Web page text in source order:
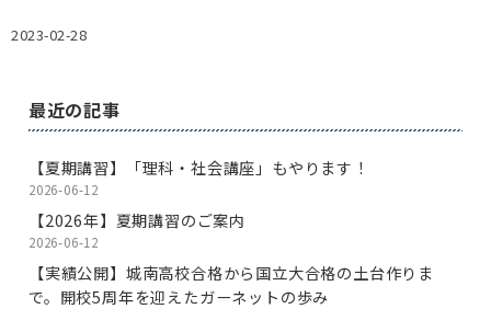
2023-02-28
最近の記事
【夏期講習】「理科・社会講座」もやります！
2026-06-12
【2026年】夏期講習のご案内
2026-06-12
【実績公開】城南高校合格から国立大合格の土台作りま
で。開校5周年を迎えたガーネットの歩み